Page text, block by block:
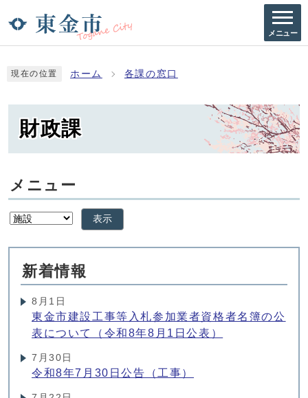
メニュー
現在の位置 ホーム 各課の窓口
財政課
メニュー
表示
新着情報
8月1日
東金市建設工事等入札参加業者資格者名簿の公
表について（令和8年8月1日公表）
7月30日
令和8年7月30日公告（工事）